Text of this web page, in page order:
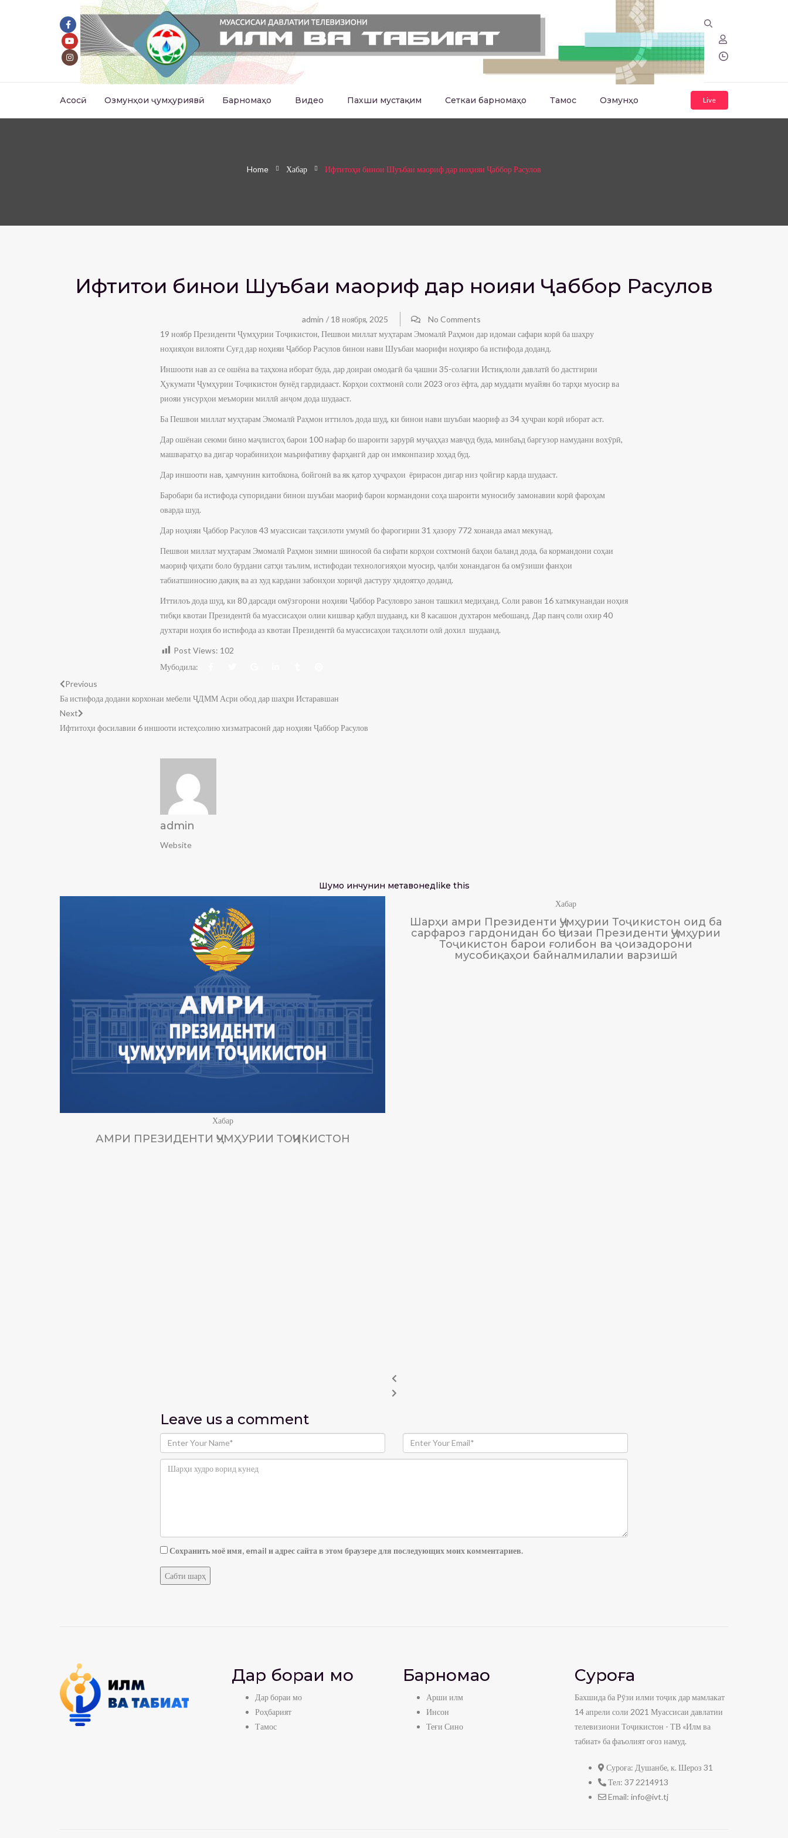
Асосӣ Озмунҳои ҷумҳуриявӣ Барномаҳо Видео Пахши мустақим Сеткаи барномаҳо Тамос Озмунҳо Live
Home Хабар Ифтитоҳи бинои Шуъбаи маориф дар ноҳияи Ҷаббор Расулов
Ифтитоҳи бинои Шуъбаи маориф дар ноҳияи Ҷаббор Расулов
admin / 18 ноября, 2025
No Comments
19 ноябр Президенти Ҷумҳурии Тоҷикистон, Пешвои миллат муҳтарам Эмомалӣ Раҳмон дар идомаи сафари корӣ ба шаҳру
ноҳияҳои вилояти Суғд дар ноҳияи Ҷаббор Расулов бинои нави Шуъбаи маорифи ноҳияро ба истифода доданд.
Иншооти нав аз се ошёна ва таҳхона иборат буда, дар доираи омодагӣ ба ҷашни 35-солагии Истиқлоли давлатӣ бо дастгирии
Ҳукумати Ҷумҳурии Тоҷикистон бунёд гардидааст. Корҳои сохтмонӣ соли 2023 оғоз ёфта, дар муддати муайян бо тарҳи муосир ва
риояи унсурҳои меъмории миллӣ анҷом дода шудааст.
Ба Пешвои миллат муҳтарам Эмомалӣ Раҳмон иттилоъ дода шуд, ки бинои нави шуъбаи маориф аз 34 ҳуҷраи корӣ иборат аст.
Дар ошёнаи сеюми бино маҷлисгоҳ барои 100 нафар бо шароити зарурӣ муҷаҳҳаз мавҷуд буда, минбаъд баргузор намудани вохӯрӣ,
машваратҳо ва дигар чорабиниҳои маърифативу фарҳангӣ дар он имконпазир хоҳад буд.
Дар иншооти нав, ҳамчунин китобхона, бойгонӣ ва як қатор ҳуҷраҳои ёрирасон дигар низ ҷойгир карда шудааст.
Баробари ба истифода супоридани бинои шуъбаи маориф барои кормандони соҳа шароити муносибу замонавии корӣ фароҳам
оварда шуд.
Дар ноҳияи Ҷаббор Расулов 43 муассисаи таҳсилоти умумӣ бо фарогирии 31 ҳазору 772 хонанда амал мекунад.
Пешвои миллат муҳтарам Эмомалӣ Раҳмон зимни шиносоӣ ба сифати корҳои сохтмонӣ баҳои баланд дода, ба кормандони соҳаи
маориф ҷиҳати боло бурдани сатҳи таълим, истифодаи технологияҳои муосир, ҷалби хонандагон ба омӯзиши фанҳои
табиатшиносию дақиқ ва аз худ кардани забонҳои хориҷӣ дастуру ҳидоятҳо доданд.
Иттилоъ дода шуд, ки 80 дарсади омӯзгорони ноҳияи Ҷаббор Расуловро занон ташкил медиҳанд. Соли равон 16 хатмкунандаи ноҳия
тибқи квотаи Президентӣ ба муассисаҳои олии кишвар қабул шудаанд, ки 8 касашон духтарон мебошанд. Дар панҷ соли охир 40
духтари ноҳия бо истифода аз квотаи Президентӣ ба муассисаҳои таҳсилоти олӣ дохил шудаанд.
Post Views: 102
Мубодила:
Previous
Ба истифода додани корхонаи мебели ҶДММ Асри обод дар шаҳри Истаравшан
Next
Ифтитоҳи фосилавии 6 иншооти истеҳсолию хизматрасонӣ дар ноҳияи Ҷаббор Расулов
admin
Website
Шумо инчунин метавонедlike this
Хабар
АМРИ ПРЕЗИДЕНТИ ҶУМҲУРИИ ТОҶИКИСТОН
Хабар
Шарҳи амри Президенти Ҷумҳурии Тоҷикистон оид ба
сарфароз гардонидан бо Ҷоизаи Президенти Ҷумҳурии
Тоҷикистон барои ғолибон ва ҷоизадорони
мусобиқаҳои байналмилалии варзишӣ
Leave us a comment
Сохранить моё имя, email и адрес сайта в этом браузере для последующих моих комментариев.
Дар бораи мо
Дар бораи мо
Роҳбарият
Тамос
Барномаҳо
Арши илм
Инсон
Теғи Сино
Суроға
Бахшида ба Рӯзи илми тоҷик дар мамлакат
14 апрели соли 2021 Муассисаи давлатии
телевизиони Тоҷикистон - ТВ «Илм ва
табиат» ба фаъолият оғоз намуд.
Суроға: Душанбе, к. Шероз 31
Тел: 37 2214913
Email: info@ivt.tj